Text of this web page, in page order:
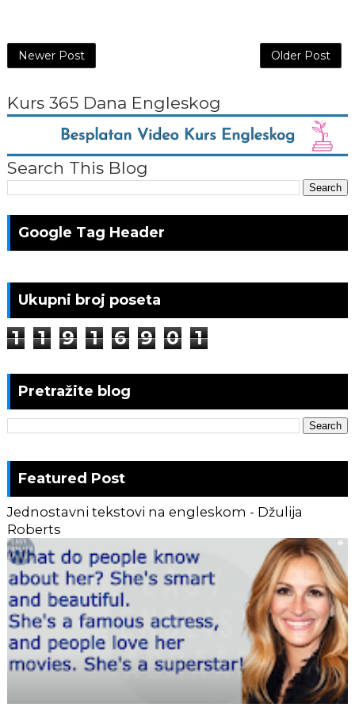
Newer Post Older Post
Kurs 365 Dana Engleskog
Search This Blog
Google Tag Header
Ukupni broj poseta
1 1 9 1 6 9 0 1
Pretražite blog
Featured Post
Jednostavni tekstovi na engleskom - Džulija
Roberts